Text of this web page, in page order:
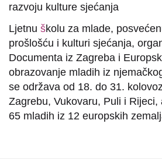
razvoju kulture sjećanja
Ljetnu školu za mlade,
prošlošću i kulturi sjećanja,
Documenta iz Zagreba i
obrazovanje mladih iz
se održava od 18. do 31.
Zagrebu, Vukovaru, Puli i Rijeci,
65 mladih iz 12 europskih